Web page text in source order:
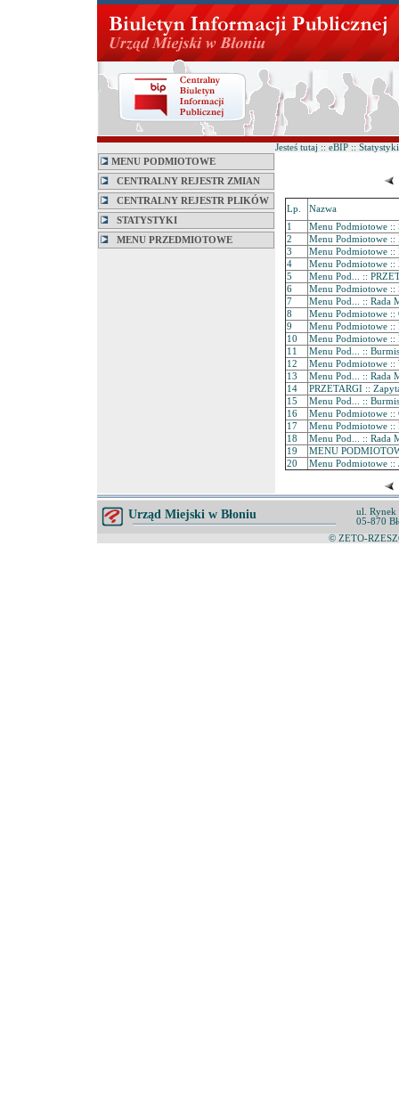
MENU PODMIOTOWE
CENTRALNY REJESTR ZMIAN
CENTRALNY REJESTR PLIKÓW
STATYSTYKI
MENU PRZEDMIOTOWE
Jesteś tutaj :: eBIP :: Statystyki
Lp.
Nazwa
1
Menu Podmiotowe ::
2
Menu Podmiotowe ::
3
Menu Podmiotowe ::
4
Menu Podmiotowe ::
5
Menu Pod... ::
6
Menu Podmiotowe ::
7
Menu Pod... :: Rada
8
Menu Podmiotowe ::
9
Menu Podmiotowe ::
10
Menu Podmiotowe ::
11
Menu Pod... ::
12
Menu Podmiotowe ::
13
Menu Pod... :: Rada
14
PRZETARGI ::
15
Menu Pod... ::
16
Menu Podmiotowe ::
17
Menu Podmiotowe ::
18
Menu Pod... :: Rada
19
MENU
20
Menu Podmiotowe ::
Urząd Miejski w Błoniu
ul. Rynek
05-870
© ZETO-